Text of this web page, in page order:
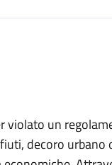
violato un
decoro urbano